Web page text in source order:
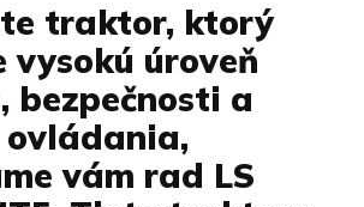
traktor, ktorý
vysokú úroveň
bezpečnosti a
ovládania,
vám rad LS